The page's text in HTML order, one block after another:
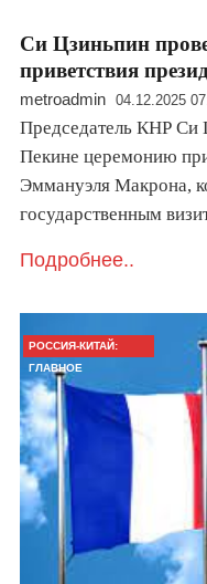
Си Цзиньпин
приветствия
metroadmin 04.12.2025
Председатель КНР Си
Пекине церемонию
Эммануэля Макрона,
государственным
Подробнее..
РОССИЯ-КИТАЙ:
ГЛАВНОЕ